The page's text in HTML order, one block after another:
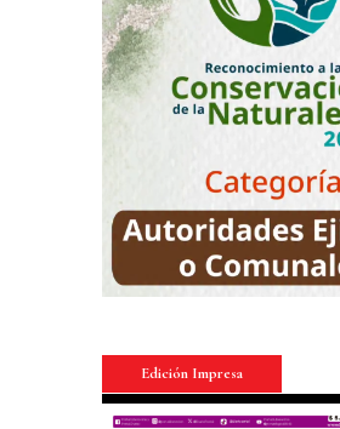
Edición Impresa